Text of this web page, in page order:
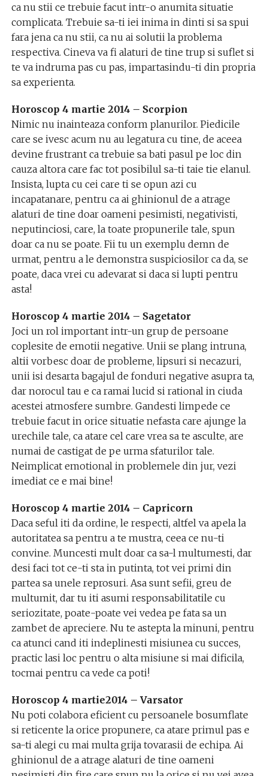
ca nu stii ce trebuie facut intr-o anumita situatie
complicata. Trebuie sa-ti iei inima in dinti si sa spui
fara jena ca nu stii, ca nu ai solutii la problema
respectiva. Cineva va fi alaturi de tine trup si suflet si
te va indruma pas cu pas, impartasindu-ti din propria
sa experienta.
Horoscop 4 martie 2014 – Scorpion
Nimic nu inainteaza conform planurilor. Piedicile
care se ivesc acum nu au legatura cu tine, de aceea
devine frustrant ca trebuie sa bati pasul pe loc din
cauza altora care fac tot posibilul sa-ti taie tie elanul.
Insista, lupta cu cei care ti se opun azi cu
incapatanare, pentru ca ai ghinionul de a atrage
alaturi de tine doar oameni pesimisti, negativisti,
neputinciosi, care, la toate propunerile tale, spun
doar ca nu se poate. Fii tu un exemplu demn de
urmat, pentru a le demonstra suspiciosilor ca da, se
poate, daca vrei cu adevarat si daca si lupti pentru
asta!
Horoscop 4 martie 2014 – Sagetator
Joci un rol important intr-un grup de persoane
coplesite de emotii negative. Unii se plang intruna,
altii vorbesc doar de probleme, lipsuri si necazuri,
unii isi desarta bagajul de fonduri negative asupra ta,
dar norocul tau e ca ramai lucid si rational in ciuda
acestei atmosfere sumbre. Gandesti limpede ce
trebuie facut in orice situatie nefasta care ajunge la
urechile tale, ca atare cel care vrea sa te asculte, are
numai de castigat de pe urma sfaturilor tale.
Neimplicat emotional in problemele din jur, vezi
imediat ce e mai bine!
Horoscop 4 martie 2014 – Capricorn
Daca seful iti da ordine, le respecti, altfel va apela la
autoritatea sa pentru a te mustra, ceea ce nu-ti
convine. Muncesti mult doar ca sa-l multumesti, dar
desi faci tot ce-ti sta in putinta, tot vei primi din
partea sa unele reprosuri. Asa sunt sefii, greu de
multumit, dar tu iti asumi responsabilitatile cu
seriozitate, poate-poate vei vedea pe fata sa un
zambet de apreciere. Nu te astepta la minuni, pentru
ca atunci cand iti indeplinesti misiunea cu succes,
practic lasi loc pentru o alta misiune si mai dificila,
tocmai pentru ca vede ca poti!
Horoscop 4 martie2014 – Varsator
Nu poti colabora eficient cu persoanele bosumflate
si reticente la orice propunere, ca atare primul pas e
sa-ti alegi cu mai multa grija tovarasii de echipa. Ai
ghinionul de a atrage alaturi de tine oameni